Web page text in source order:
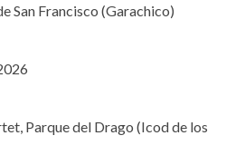
San Francisco (Garachico)
Parque del Drago (Icod de los